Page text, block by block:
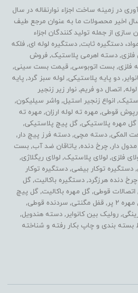
در زمینه ساخت اجزاء نوارنقاله در سال
می باشد که در ۲۰ سال اخیر محصولات ما به عنوان مرجع طیف
از جمله تولید کنندگان اجزاء
دستگیره ثابت, دستگیره لوله ای, فلکه
فلزی, دسته اهرمی پلاستیک, فروش
فلزی, بست اتوبوسی, قیمت بست سینی,
دو پایه پلاستیکی, لوله سبز گرد, پایه
اتصال دو فریم, نوار زیر زنجیر
انواع زنجیر استیل, واشر سیلیکون,
قوطی, مهره ته لوله ارزان, مهره ته
مهره پلاستیکی, گل پیچ پلاستیکی,
المکی, دسته مچی, دسته فرز پیچ دار,
مدول دار, چرخ دنده, یاتاقان ضد آب, بست
فلزی, لولای پلاستیک, لولای ریگلاژی,
توکار بیضی, دستگیره توکار
دنده هرزگرد, دستگیره باکالیت, گل
سه پر, گل پیچ 3 پر, اتصالات قوطی, گل مهره باکالیت, گل پیچ
باکالیت, گل پیچ دو پر, گل مهره 2 پر, قفل مگنتی, سردنده قوطی,
رولیک بین کانوایر, دسته هندویل,
بندی و چاپ بکار رفته و شناخته